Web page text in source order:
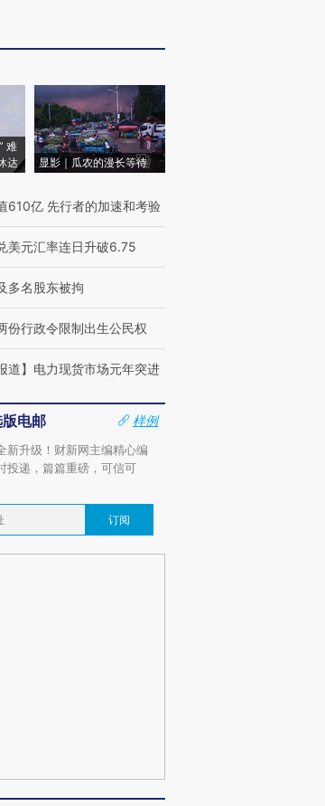
难
达
显影｜瓜农的漫长等待
610亿 先行者的加速和考验
美元汇率连日升破6.75
多名股东被拘
份行政令限制出生公民权
道】电力现货市场元年突进
电邮
样例
新升级！财新网主编精心编
投递，篇篇重磅，可信可
订阅